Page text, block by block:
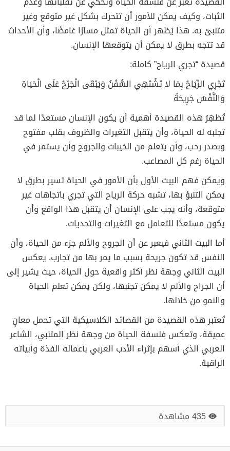
الثبات، وكيف يمكن للأمور أن تتحرك بشكل غير متوقع وغير
متنبئ به. هذا يُظهر أن الحياة تمثل مسارًا غامضًا، وأن الأحداث
قد تتجه بطرق لا يمكن أن يتوقعها الإنسان.
قصيدة “تجري الرياح” كاملة:
تَجْرِي الرِّيَاحُ بِمَا لا تَشْتَهِي السُّفُنُ وَيَبْقَى الْجَرْحُ عَلَى الْحَيَاةِ
وَالنَّفْسُ جَرِيحَةُ
تُظهِرُ هذه القصيدة أهمية أن يكون الإنسان مستعدًا لما قد
تجلبه له الحياة، وأن يتقبل التغيرات والظروف بقلب مفتوح
وبصدر رحب، وأن يتعلم من الخيبات والجروح وأن يستمر في
الحياة رغم كل المصاعب.
ويمكن فهم البيت الأول بأن الأمور في الحياة تسير بطرق لا
يمكن التنبؤ بها، تشبه حركة الرياح التي تجري باتجاهات غير
متوقعة، وأنه يجب على الإنسان أن يتقبل هذا الواقع وأن
يكون مستعدًا للتعامل مع التغيرات والتحديات.
أما البيت الثاني فيعبر عن أن الجروح والألم جزء من الحياة، وأن
النفس قد تكون جريحة بسبب ما يمر بها من تجارب. يعكس
البيت الثاني وجهة نظر أكثر واقعية حول الحياة، حيث يشير إلى
أن الجراح والألم لا يمكن تجنبها، ولكن يمكن تعلم الحياة
والنمو من خلالها.
تُعتبر هذه القصيدة من القصائد الكلاسيكية التي تحمل معانٍ
عميقة، وتعكس فلسفة الحياة من وجهة نظر المتنبي، الشاعر
العربي الذي أسهم بإثراء الأدب العربي بأعماله الفذة وأبياته
الراقية.
435 مشاهدة